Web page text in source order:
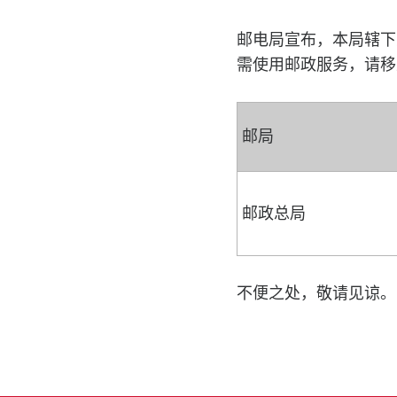
邮电局宣布，本局辖
需使用邮政服务，请
邮局
邮政总局
不便之处，敬请见谅。